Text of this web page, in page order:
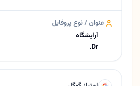
عنوان / نوع پروفایل
آرایشگاه
Dr.